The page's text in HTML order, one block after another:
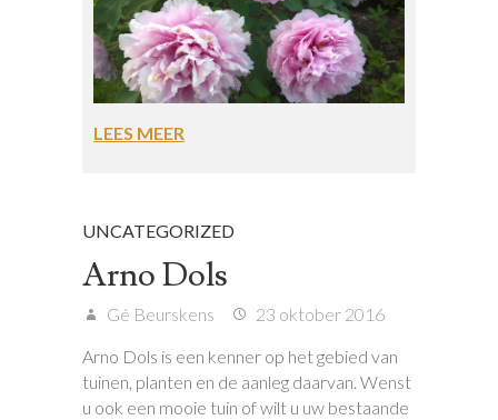
LEES MEER
UNCATEGORIZED
Arno Dols
Gé Beurskens
23 oktober 2016
Arno Dols is een kenner op het gebied van
tuinen, planten en de aanleg daarvan. Wenst
u ook een mooie tuin of wilt u uw bestaande